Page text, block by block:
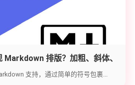
排版？加粗、斜体、
支持，通过简单的符号包裹...